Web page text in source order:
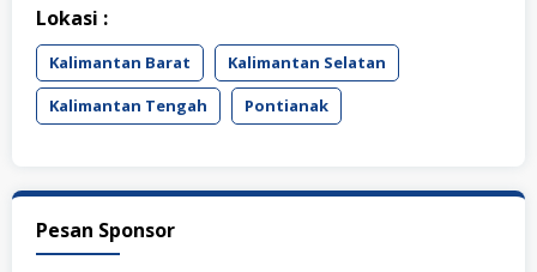
Lokasi :
Kalimantan Barat
Kalimantan Selatan
Kalimantan Tengah
Pontianak
Pesan Sponsor